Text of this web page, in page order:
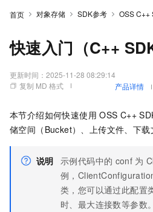
首页 对象存储 SDK参考 OSS C++
快速入门（C++
更新时间： 2025-11-28 08:29:14
复制 MD 格式
产品详情
本节介绍如何快速使用 OSS C++
储空间（Bucket）、上传文件、下载
说明 示例代码中的 conf 为
例，
类，您可以通过此配置
时、最大连接数等参数